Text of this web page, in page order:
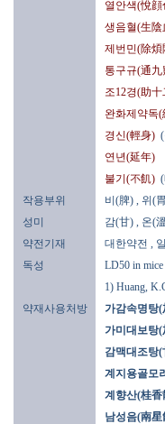
열안색(悅顔
생음혈(生陰
제번민(除煩
통구규(通九
조12경(助
완화제약독
경신(輕身)
연년(延年)
불기(不飢)
작용부위
비(脾)
, 위(
성미
감(甘)
, 온(
약전기재
대한약전
,
독성
LD50 in
1) Huang,
약재사용처방
가감속명탕
가미대보탕
감맥대조탕
계지용골모
계향산(桂香
남성음(南